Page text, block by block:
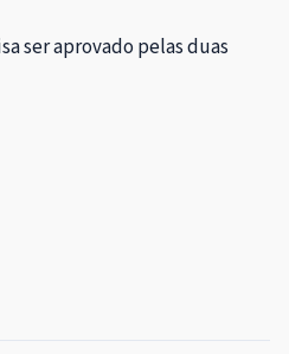
ser aprovado pelas duas